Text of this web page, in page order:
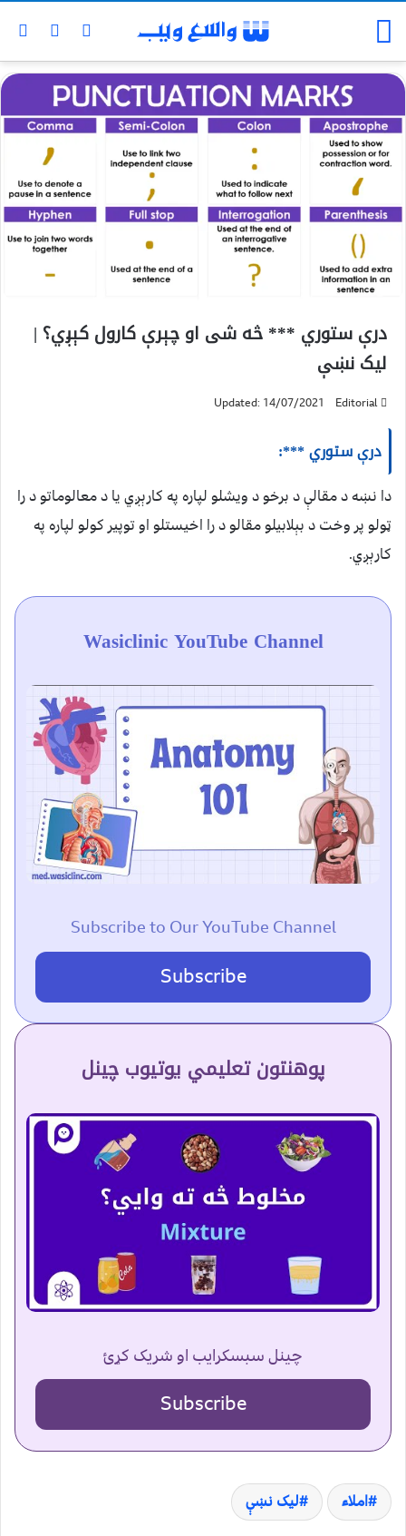
درې ستوري *** څه شی او چېرې کارول کېږي؟ |
لیک نښې
Editorial
Updated: 14/07/2021
درې ستوري ***:
دا نښه د مقالې د برخو د ویشلو لپاره په کارېږي یا د معالوماتو د را
ټولو پر وخت د بېلابیلو مقالو د را اخیستلو او توپیر کولو لپاره په
کارېږي.
Wasiclinic YouTube Channel
Subscribe to Our YouTube Channel
Subscribe
پوهنتون تعلیمي یوتیوب چینل
چینل سبسکرایب او شریک کړئ
Subscribe
املاء لیک نښې